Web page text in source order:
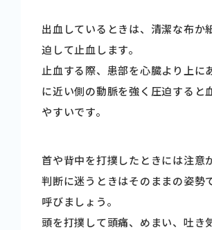
出血しているときは、清潔な布か
迫して止血します。
止血する際、患部を心臓より上に
に近い側の動脈を強く圧迫すると
やすいです。
首や背中を打撲したときには注意
判断に迷うときはそのままの姿勢
呼びましょう。
頭を打撲して頭痛、めまい、吐き